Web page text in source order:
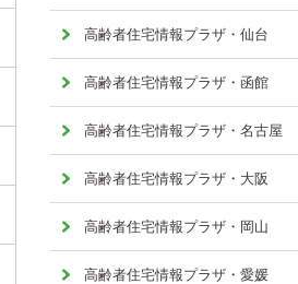
高齢者住宅情報プラザ・仙台
高齢者住宅情報プラザ・函館
高齢者住宅情報プラザ・名古屋
高齢者住宅情報プラザ・大阪
高齢者住宅情報プラザ・岡山
高齢者住宅情報プラザ・愛媛